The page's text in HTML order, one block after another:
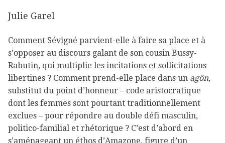
Julie Garel
Comment Sévigné parvient-elle à faire sa place et à
s’opposer au discours galant de son cousin Bussy-
Rabutin, qui multiplie les incitations et sollicitations
libertines ? Comment prend-elle place dans un agôn,
substitut du point d’honneur – code aristocratique
dont les femmes sont pourtant traditionnellement
exclues – pour répondre au double défi masculin,
politico-familial et rhétorique ? C’est d’abord en
s’aménageant un éthos d’Amazone, figure d’un